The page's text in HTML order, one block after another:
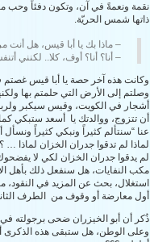
نقمة ونعمةً في آن، وتكون دفئاً وحب
ذاتها شمس الحريّة.
– ماذا بك يا أبا قيس، هل أنت
– أنا؟ أنا؟ أوف، كلا.. لكنني
وكانت هذه آخر حصة يا أبا قيس
وصلتم إلى الأرض التي حلمتم بها
أشجار في الكويت، وقيس سيكبر
أن تتزوج، ووالدتك يا أسعد ستبكي
عنا “سنتألم كثيراً ونبكي كثيراً
لماذا لم تدقوا جدران الخزان لماذا …
لم يدقوا جدران الخزان لكي لا
مكب النفايات، هل سنفعل ذلك بأهل
استغلال، بحث عن المزيد في النقود،
أول معارضة أو وقوف من الطرف
ذُكر أن أبو الخيزران ضحى برجولته
وعلى الوطن، هل ستبقى هذه الذكرى